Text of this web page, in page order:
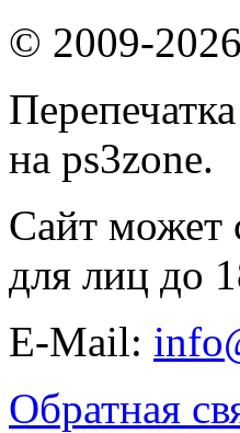
© 2009-
на ps3zone.
Сайт может
для лиц до
E-Mail:
Обратная